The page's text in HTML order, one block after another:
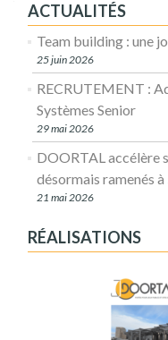
ACTUALITÉS
Team building : une
25 juin 2026
RECRUTEMENT :
Systèmes Senior
29 mai 2026
DOORTAL accélère
désormais ramenés à
21 mai 2026
RÉALISATIONS